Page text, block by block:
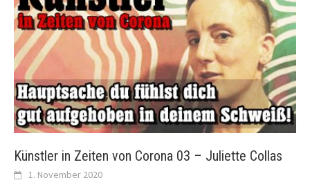
Künstler in Zeiten von Corona 03 – Juliette Collas
1. November 2020